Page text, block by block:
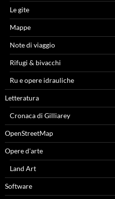
Le gite
Mappe
Note di viaggio
Rifugi & bivacchi
Ru e opere idrauliche
Letteratura
Cronaca di Gilliarey
OpenStreetMap
Opere d'arte
Land Art
Software